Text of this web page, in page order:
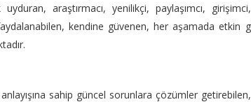
araştırmacı, yenilikçi, paylaşımcı,
kendine güvenen, her aşamada etkin
sahip güncel sorunlara çözümler